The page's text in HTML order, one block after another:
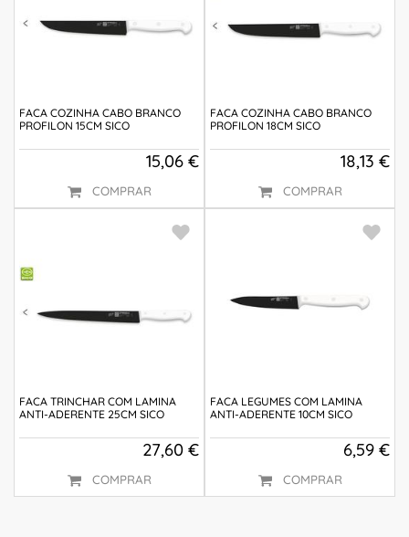
FACA COZINHA CABO BRANCO
PROFILON 15CM SICO
15,06 €
COMPRAR
FACA COZINHA CABO BRANCO
PROFILON 18CM SICO
18,13 €
COMPRAR
FACA TRINCHAR COM LAMINA
ANTI-ADERENTE 25CM SICO
27,60 €
COMPRAR
FACA LEGUMES COM LAMINA
ANTI-ADERENTE 10CM SICO
6,59 €
COMPRAR